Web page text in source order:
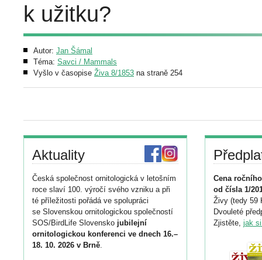
k užitku?
Autor: Jan Šámal
Téma: Savci / Mammals
Vyšlo v časopise Živa 8/1853 na straně 254
Aktuality
Česká společnost ornitologická v letošním
roce slaví 100. výročí svého vzniku a při
té příležitosti pořádá ve spolupráci
se Slovenskou ornitologickou společností
SOS/BirdLife Slovensko jubilejní
ornitologickou konferenci ve dnech 16.–
18. 10. 2026 v Brně.
Cena
od čísla 1/
Živy (tedy 59
Dvouleté
Zjistěte, jak